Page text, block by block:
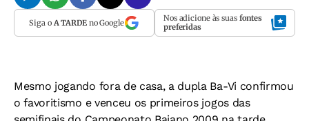
Siga o A TARDEno Google Nos adicione às suas fontes
preferidas
Mesmo jogando fora de casa, a dupla Ba-Vi confirmou
o favoritismo e venceu os primeiros jogos das